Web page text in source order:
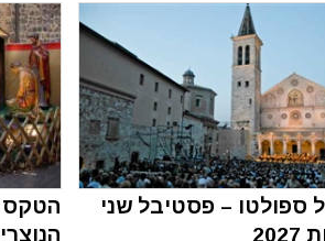
ספולטו – פסטיבל שני
הטקס